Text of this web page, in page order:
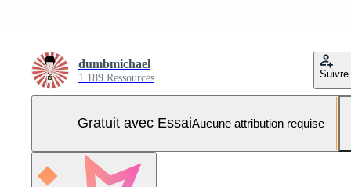
dumbmichael
1 189 Ressources Suivre
Gratuit avec EssaiAucune attribution requise